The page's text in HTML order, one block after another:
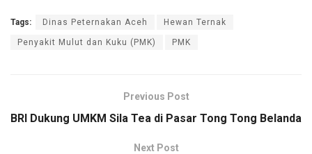
Tags: Dinas Peternakan Aceh Hewan Ternak
Penyakit Mulut dan Kuku (PMK) PMK
Previous Post
BRI Dukung UMKM Sila Tea di Pasar Tong Tong Belanda
Next Post